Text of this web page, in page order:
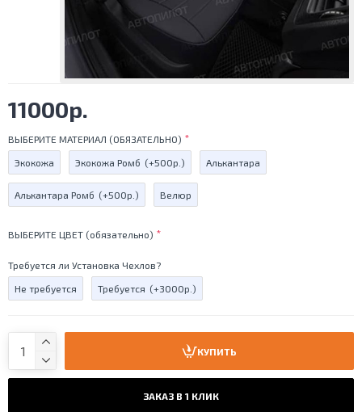
11000р.
ВЫБЕРИТЕ МАТЕРИАЛ (ОБЯЗАТЕЛЬНО)
Экокожа Экокожа Ромб (+500р.) Алькантара
Алькантара Ромб (+500р.) Велюр
ВЫБЕРИТЕ ЦВЕТ (обязательно)
Требуется ли Установка Чехлов?
Не требуется Требуется (+3000р.)
КУПИТЬ
ЗАКАЗ В 1 КЛИК